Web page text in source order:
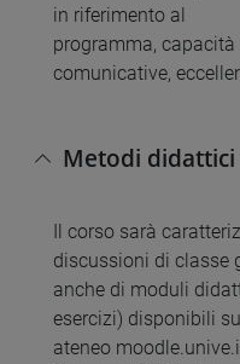
in riferimento al
programma,
comunicative,
Metodi didattici
Il corso sarà
discussioni di classe
anche di moduli
esercizi) disponibili
ateneo